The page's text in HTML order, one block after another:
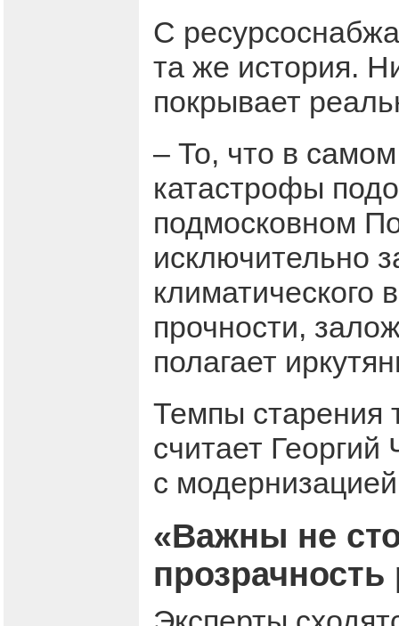
С
та же история.
покрывает
– То, что в
катастрофы
подмосковном
исключительно
климатического
прочности,
полагает
Темпы старения
считает
с
«Важны не
прозрачность